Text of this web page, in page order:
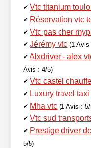
✔ Vtc titanium
✔ Réservation vtc
✔ Vtc pas cher
✔ Jérémy vtc (1 Avis
✔ Alxdriver - alex
Avis : 4/5)
✔ Vtc castel
✔ Luxury travel taxi
✔ Mha vtc (1 Avis : 5/
✔ Vtc sud
✔ Prestige driver
5/5)